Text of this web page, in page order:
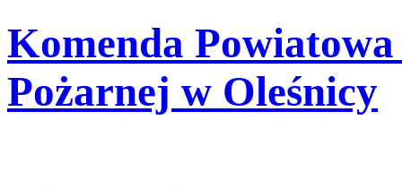
Komenda
Pożarnej w Oleśnicy